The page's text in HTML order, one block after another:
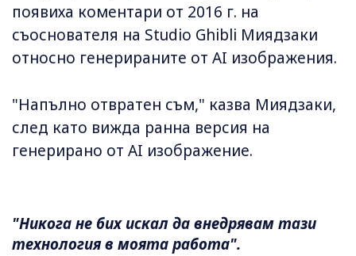
появиха коментари от 2016 г. на
съоснователя на Studio Ghibli Миядзаки
относно генерираните от AI изображения.
"Напълно отвратен съм," казва Миядзаки,
след като вижда ранна версия на
генерирано от AI изображение.
"Никога не бих искал да внедрявам тази
технология в моята работа".